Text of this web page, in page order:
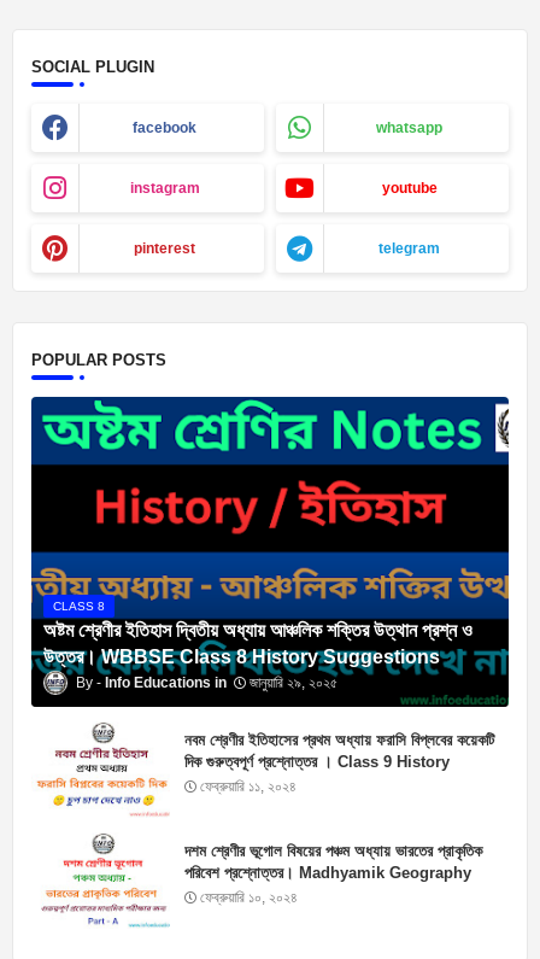
SOCIAL PLUGIN
facebook whatsapp
instagram youtube
pinterest telegram
POPULAR POSTS
CLASS 8
অষ্টম শ্রেণীর ইতিহাস দ্বিতীয় অধ্যায় আঞ্চলিক শক্তির উত্থান প্রশ্ন ও
উত্তর। WBBSE Class 8 History Suggestions
Info Educations জানুয়ারি ২৯, ২০২৫
নবম শ্রেণীর ইতিহাসের প্রথম অধ্যায় ফরাসি বিপ্লবের কয়েকটি
দিক গুরুত্বপূর্ণ প্রশ্নোত্তর । Class 9 History
Suggestions
ফেব্রুয়ারি ১১, ২০২৪
দশম শ্রেণীর ভূগোল বিষয়ের পঞ্চম অধ্যায় ভারতের প্রাকৃতিক
পরিবেশ প্রশ্নোত্তর। Madhyamik Geography
Suggestion 2025
ফেব্রুয়ারি ১০, ২০২৪